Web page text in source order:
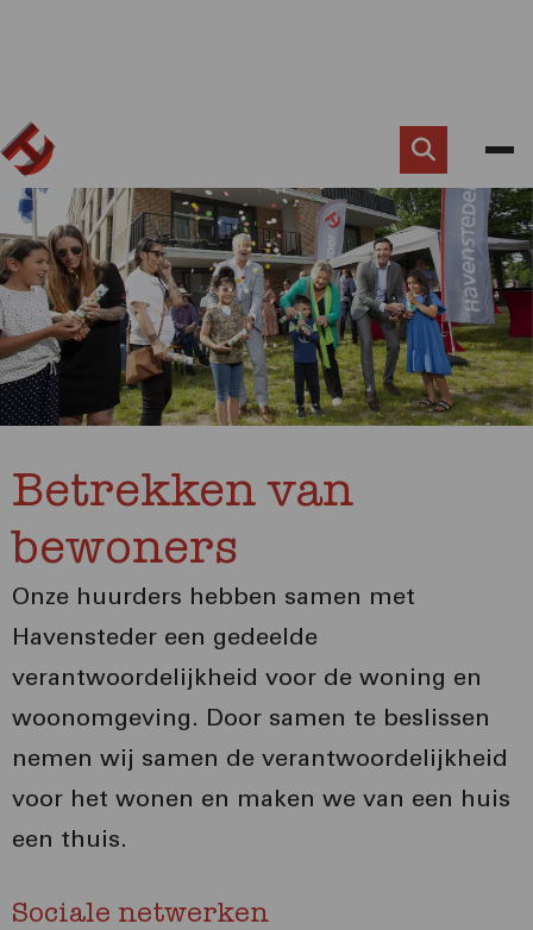
Zoek
knop
Betrekken van
bewoners
Onze huurders hebben samen met
Havensteder een gedeelde
verantwoordelijkheid voor de woning en
woonomgeving. Door samen te beslissen
nemen wij samen de verantwoordelijkheid
voor het wonen en maken we van een huis
een thuis.
Sociale netwerken